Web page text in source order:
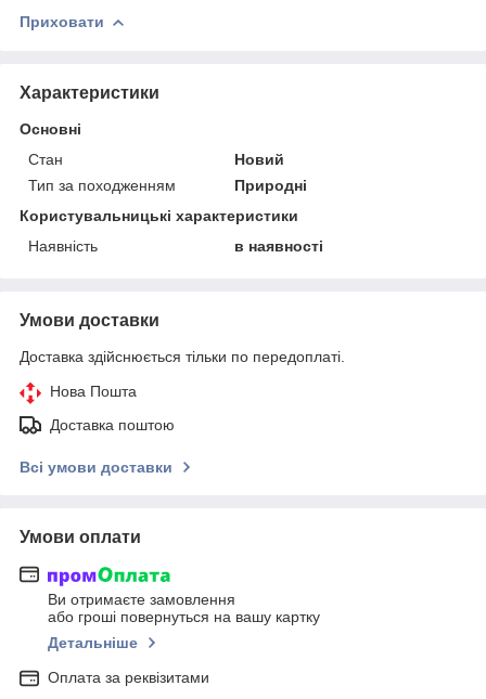
Приховати
Характеристики
Основні
Стан
Новий
Тип за походженням
Природні
Користувальницькі характеристики
Наявність
в наявності
Умови доставки
Доставка здійснюється тільки по передоплаті.
Нова Пошта
Доставка поштою
Всі умови доставки
Умови оплати
Ви отримаєте замовлення
або гроші повернуться на вашу картку
Детальніше
Оплата за реквізитами